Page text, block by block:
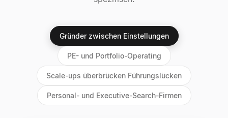
Gründer zwischen Einstellungen
PE- und Portfolio-Operating
Scale-ups überbrücken Führungslücken
Personal- und Executive-Search-Firmen